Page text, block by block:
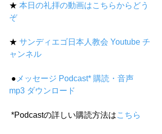
★ 本日の礼拝の動画はこちらからどう
ぞ
★ サンディエゴ日本人教会 Youtube チ
ャンネル
● メッセージ Podcast* 購読・音声
mp3 ダウンロード
*Podcastの詳しい購読方法はこちら